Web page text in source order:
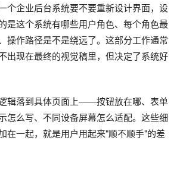
个企业后台系统要不要重新设计界面，设
是这个系统有哪些用户角色、每个角色最
操作路径是不是绕远了。这部分工作通常
出现在最终的视觉稿里，但决定了系统好
辑落到具体页面上——按钮放在哪、表单
怎么写、不同设备屏幕怎么适配。这些细
在一起，就是用户用起来"顺不顺手"的差